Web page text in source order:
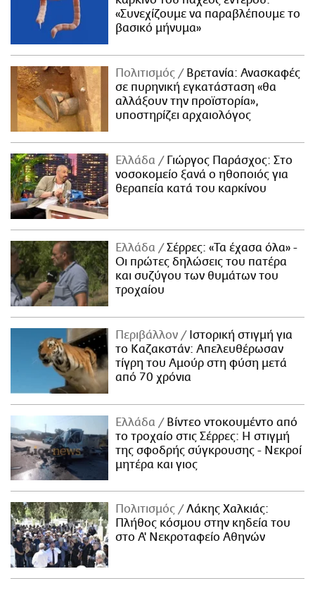
«Συνεχίζουμε να παραβλέπουμε το
βασικό μήνυμα»
Πολιτισμός
Βρετανία: Ανασκαφές
σε πυρηνική εγκατάσταση «θα
αλλάξουν την προϊστορία»,
υποστηρίζει αρχαιολόγος
Ελλάδα
Γιώργος Παράσχος: Στο
νοσοκομείο ξανά ο ηθοποιός για
θεραπεία κατά του καρκίνου
Ελλάδα
Σέρρες: «Τα έχασα όλα» -
Οι πρώτες δηλώσεις του πατέρα
και συζύγου των θυμάτων του
τροχαίου
Περιβάλλον
Ιστορική στιγμή για
το Καζακστάν: Απελευθέρωσαν
τίγρη του Αμούρ στη φύση μετά
από 70 χρόνια
Ελλάδα
Βίντεο ντοκουμέντο από
το τροχαίο στις Σέρρες: Η στιγμή
της σφοδρής σύγκρουσης - Νεκροί
μητέρα και γιος
Πολιτισμός
Λάκης Χαλκιάς:
Πλήθος κόσμου στην κηδεία του
στο Α' Νεκροταφείο Αθηνών